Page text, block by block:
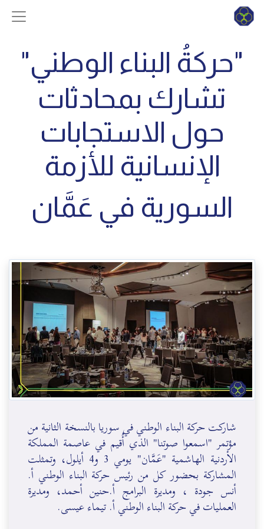
"حركةُ البناء الوطني"
تشارك بمحادثات
حول الاستجابات
الإنسانية للأزمة
السورية في عَمَّان
شاركت حركة البناء الوطني في سوريا بالنسخة الثانية من
مؤتمر "اسمعوا صوتنا" الذي أُقيم في عاصمة المملكة
الأردنية الهاشمية "عَمَّان" يومي 3 و4 أيلول، وتمثلت
المشاركة بحضور كل من رئيس حركة البناء الوطني أ.
أنس جودة ، ومديرة البرامج أ.حنين أحمد، ومديرة
العمليات في حركة البناء الوطني أ. تيماء عيسى.